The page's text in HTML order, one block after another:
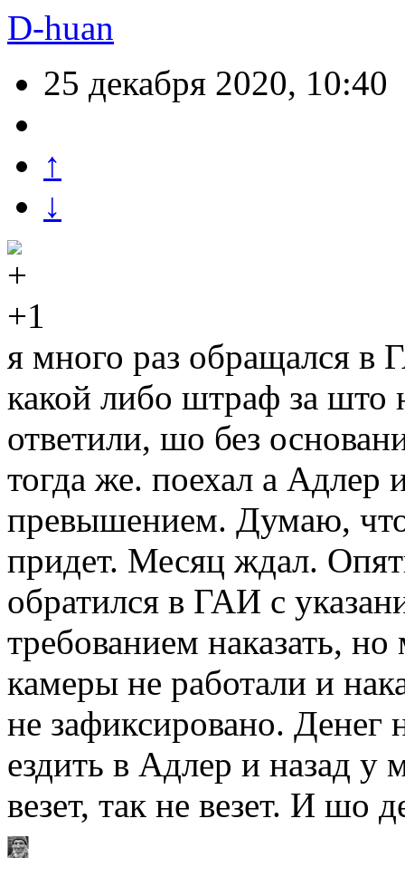
D-huan
25 декабря 2020, 10:40
↑
↓
+1
я много раз обращался в
какой либо штраф за
ответили, шо без
тогда же. поехал а Адлер
превышением. Думаю,
придет. Месяц ждал.
обратился в ГАИ с
требованием наказать,
камеры не работали и
не зафиксировано.
ездить в Адлер и назад у
везет, так не везет. И шо